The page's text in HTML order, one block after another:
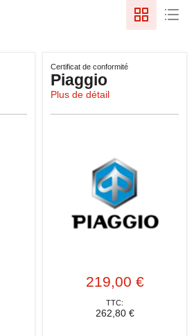
Certificat de conformité
Piaggio
Plus de détail
219,00 €
TTC:
262,80 €